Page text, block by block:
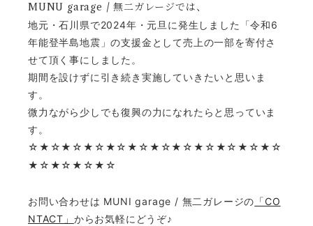
MUNU garage / 無二ガレージでは、
地元・石川県で2024年・元旦に発生しました「令和6
年能登半島地震」の支援金として売上の一部を寄付さ
せて頂く事にしました。
期間を設けずに引き続き実施していきたいと思いま
す。
微力ながら少しでも復興の力になれたらと思っていま
す。
☆ ★☆★☆★☆★☆★☆★☆★☆★☆★☆★☆★☆
★☆★☆★☆★☆
お問い合わせは MUNI garage / 無二ガレージの 「CO
NTACT」 からお気軽にどうぞ♪